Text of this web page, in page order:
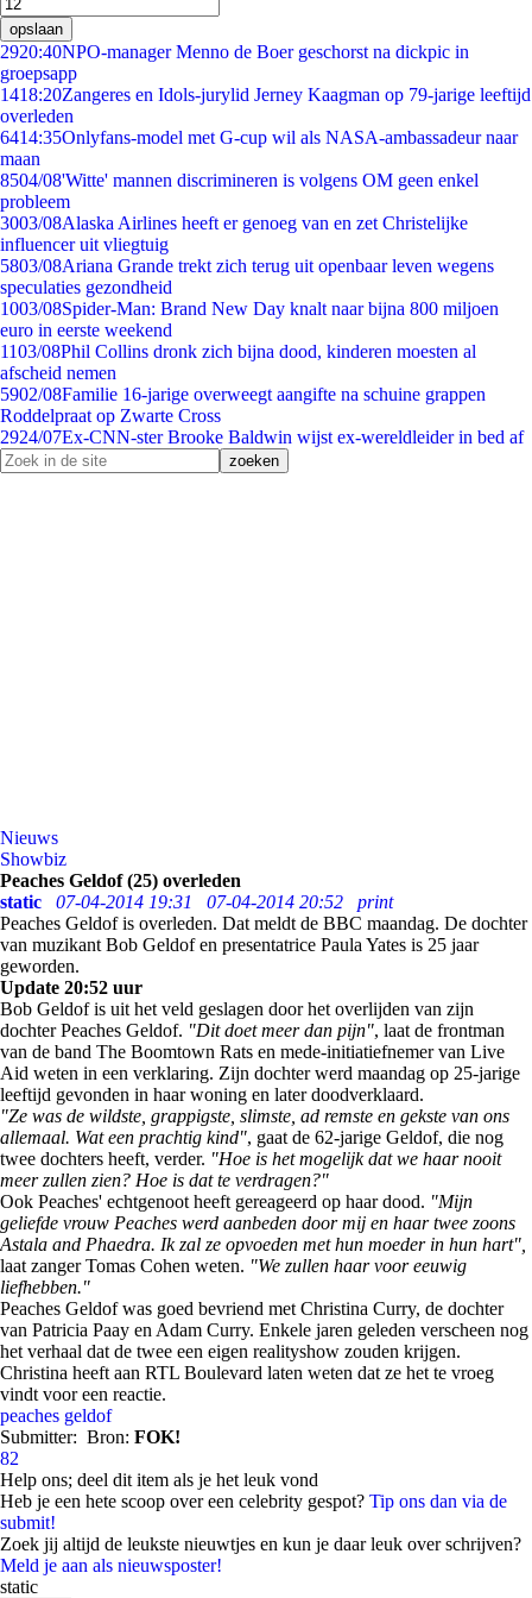
opslaan
2920:40NPO-manager Menno de Boer geschorst na dickpic in
groepsapp
1418:20Zangeres en Idols-jurylid Jerney Kaagman op 79-jarige leeftijd
overleden
6414:35Onlyfans-model met G-cup wil als NASA-ambassadeur naar
maan
8504/08'Witte' mannen discrimineren is volgens OM geen enkel
probleem
3003/08Alaska Airlines heeft er genoeg van en zet Christelijke
influencer uit vliegtuig
5803/08Ariana Grande trekt zich terug uit openbaar leven wegens
speculaties gezondheid
1003/08Spider-Man: Brand New Day knalt naar bijna 800 miljoen
euro in eerste weekend
1103/08Phil Collins dronk zich bijna dood, kinderen moesten al
afscheid nemen
5902/08Familie 16-jarige overweegt aangifte na schuine grappen
Roddelpraat op Zwarte Cross
2924/07Ex-CNN-ster Brooke Baldwin wijst ex-wereldleider in bed af
Nieuws
Showbiz
Peaches Geldof (25) overleden
static
07-04-2014 19:31 07-04-2014 20:52
print
Peaches Geldof is overleden. Dat meldt de BBC maandag. De dochter
van muzikant Bob Geldof en presentatrice Paula Yates is 25 jaar
geworden.
Update 20:52 uur
Bob Geldof is uit het veld geslagen door het overlijden van zijn
dochter Peaches Geldof. "Dit doet meer dan pijn", laat de frontman
van de band The Boomtown Rats en mede-initiatiefnemer van Live
Aid weten in een verklaring. Zijn dochter werd maandag op 25-jarige
leeftijd gevonden in haar woning en later doodverklaard.
"Ze was de wildste, grappigste, slimste, ad remste en gekste van ons
allemaal. Wat een prachtig kind", gaat de 62-jarige Geldof, die nog
twee dochters heeft, verder. "Hoe is het mogelijk dat we haar nooit
meer zullen zien? Hoe is dat te verdragen?"
Ook Peaches' echtgenoot heeft gereageerd op haar dood. "Mijn
geliefde vrouw Peaches werd aanbeden door mij en haar twee zoons
Astala and Phaedra. Ik zal ze opvoeden met hun moeder in hun hart",
laat zanger Tomas Cohen weten. "We zullen haar voor eeuwig
liefhebben."
Peaches Geldof was goed bevriend met Christina Curry, de dochter
van Patricia Paay en Adam Curry. Enkele jaren geleden verscheen nog
het verhaal dat de twee een eigen realityshow zouden krijgen.
Christina heeft aan RTL Boulevard laten weten dat ze het te vroeg
vindt voor een reactie.
peaches geldof
Submitter: Bron: FOK!
82
Help ons; deel dit item als je het leuk vond
Heb je een hete scoop over een celebrity gespot? Tip ons dan via de
submit!
Zoek jij altijd de leukste nieuwtjes en kun je daar leuk over schrijven?
Meld je aan als nieuwsposter!
static